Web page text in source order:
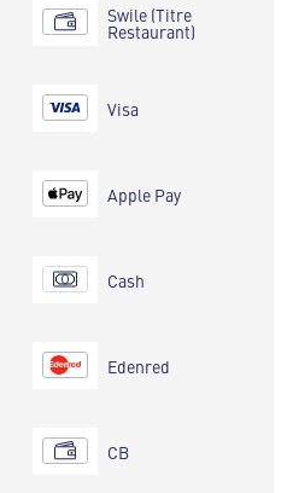
Swile (Titre
Restaurant)
Visa
Apple Pay
Cash
Edenred
CB